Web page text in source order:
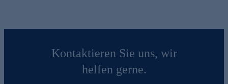
Kontaktieren Sie uns, wir
helfen gerne.